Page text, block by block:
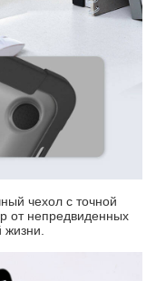
чехол с точной
от непредвиденных
жизни.